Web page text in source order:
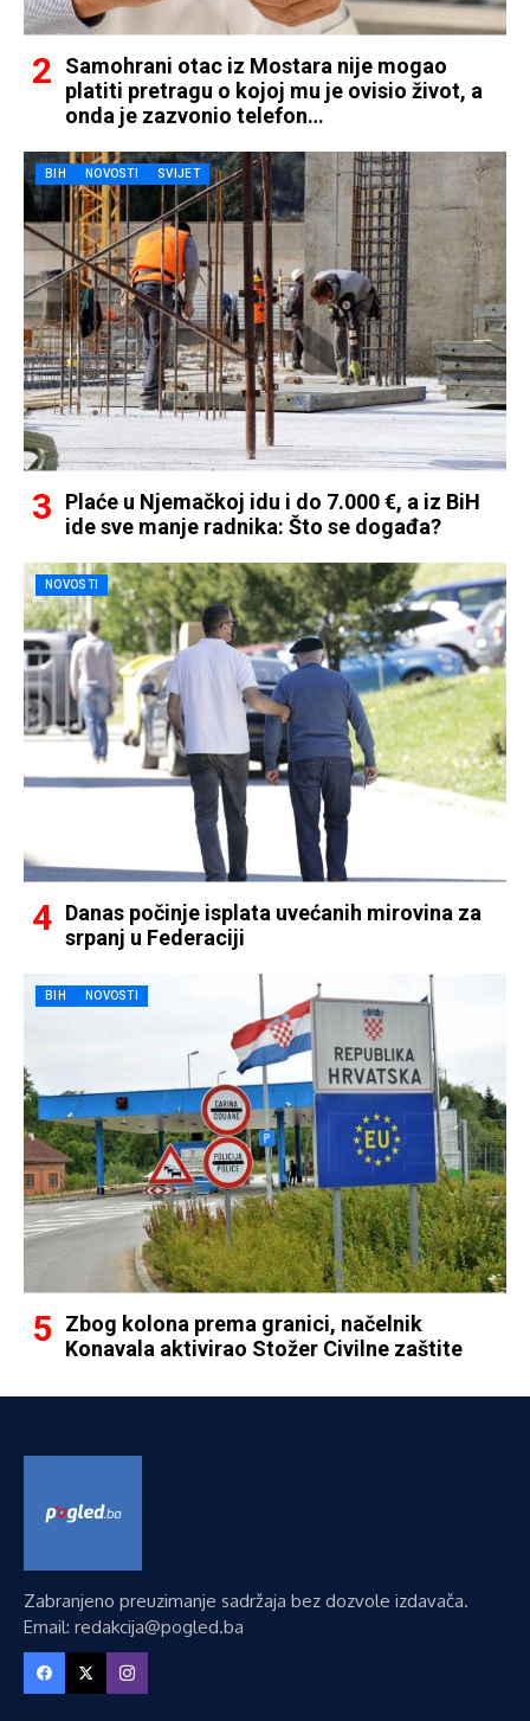
Samohrani otac iz Mostara nije mogao
platiti pretragu o kojoj mu je ovisio život, a
onda je zazvonio telefon…
BIH NOVOSTI SVIJET
Plaće u Njemačkoj idu i do 7.000 €, a iz BiH
ide sve manje radnika: Što se događa?
NOVOSTI
Danas počinje isplata uvećanih mirovina za
srpanj u Federaciji
BIH NOVOSTI
Zbog kolona prema granici, načelnik
Konavala aktivirao Stožer Civilne zaštite
Zabranjeno preuzimanje sadržaja bez dozvole izdavača.
Email: redakcija@pogled.ba